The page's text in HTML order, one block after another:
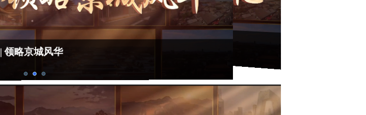
探寻中轴记忆
评中国·方志天地】走进国家方志馆 | 修志问道 以启未来
，地有志，家有谱。 方志编修，源远流长。
【好评中国·方志天地】走进北京方志 | 领略京城风华
北京历史源远流长，修志文化绵延不绝。
【好评中国·方志天地】走进北京方志 | 探寻中轴记忆
华夏文脉的律动，激励着国人再续历史辉煌。
【好评中国·方志天地】走进国家方志馆 | 修志问道 以启未来